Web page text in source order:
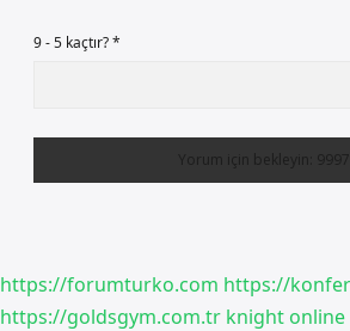
9 - 5 kaçtır?*
https://forumturko.com https://
https://goldsgym.com.tr knight online